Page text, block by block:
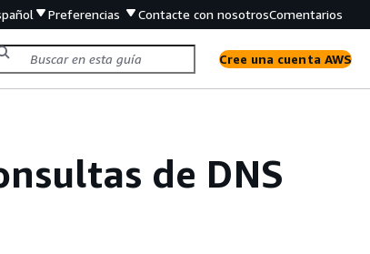
Preferencias Contacte con nosotrosComentarios
Cree una cuenta AWS
de DNS